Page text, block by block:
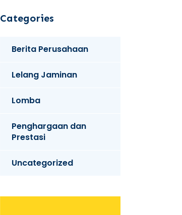
Categories
Berita Perusahaan
Lelang Jaminan
Lomba
Penghargaan dan
Prestasi
Uncategorized